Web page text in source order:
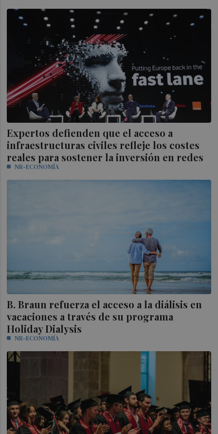
Expertos defienden que el acceso a
infraestructuras civiles refleje los costes
reales para sostener la inversión en redes
NR-ECONOMÍA
B. Braun refuerza el acceso a la diálisis en
vacaciones a través de su programa
Holiday Dialysis
NR-ECONOMÍA